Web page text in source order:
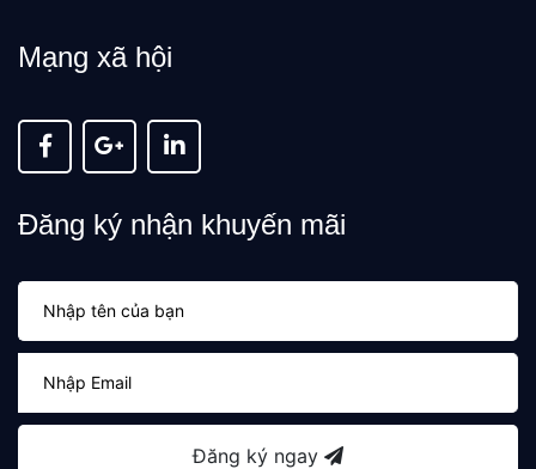
Mạng xã hội
Đăng ký nhận khuyến mãi
Đăng ký ngay